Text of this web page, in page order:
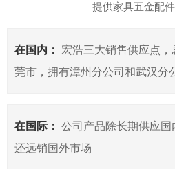
提供家具五金配
在国内：
宏浩三大销售供应点
莞市，拥有漳州分公司和武汉分
在国际： 公司产品除长期供应国
还远销国外市场